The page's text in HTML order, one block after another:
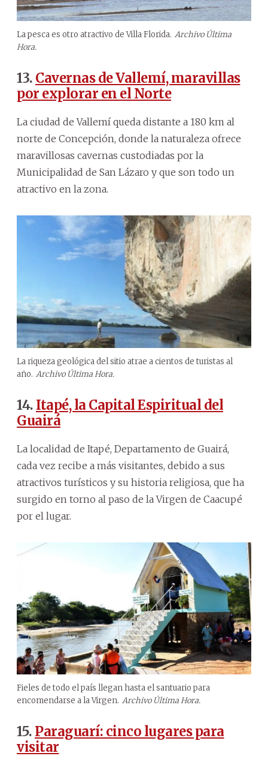
La pesca es otro atractivo de Villa Florida. Archivo Última
Hora.
13. Cavernas de Vallemí, maravillas
por explorar en el Norte
La ciudad de Vallemí queda distante a 180 km al
norte de Concepción, donde la naturaleza ofrece
maravillosas cavernas custodiadas por la
Municipalidad de San Lázaro y que son todo un
atractivo en la zona.
La riqueza geológica del sitio atrae a cientos de turistas al
año. Archivo Última Hora.
14. Itapé, la Capital Espiritual del
Guairá
La localidad de Itapé, Departamento de Guairá,
cada vez recibe a más visitantes, debido a sus
atractivos turísticos y su historia religiosa, que ha
surgido en torno al paso de la Virgen de Caacupé
por el lugar.
Fieles de todo el país llegan hasta el santuario para
encomendarse a la Virgen. Archivo Última Hora.
15. Paraguarí: cinco lugares para
visitar